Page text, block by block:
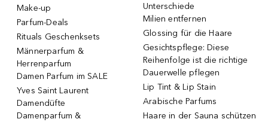
Make-up
Parfum-Deals
Rituals Geschenksets
Männerparfum &
Herrenparfum
Damen Parfum im SALE
Yves Saint Laurent
Damendüfte
Damenparfum &
Unterschiede
Milien entfernen
Glossing für die Haare
Gesichtspflege: Diese
Reihenfolge ist die richtige
Dauerwelle pflegen
Lip Tint & Lip Stain
Arabische Parfums
Haare in der Sauna schützen